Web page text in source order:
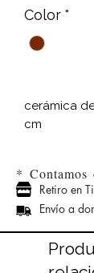
Color *
cerámica
cm
* Contamos
Retiro en
Envío a